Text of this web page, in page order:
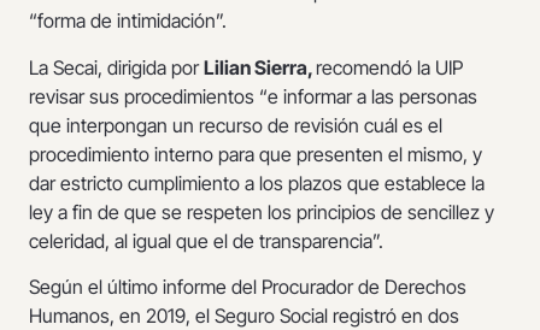
“forma de intimidación”.
La Secai, dirigida porLilian Sierra,recomendó la UIP
revisar sus procedimientos “e informar a las personas
que interpongan un recurso de revisión cuál es el
procedimiento interno para que presenten el mismo, y
dar estricto cumplimiento a los plazos que establece la
ley a fin de que se respeten los principios de sencillez y
celeridad, al igual que el de transparencia”.
Según el último informe del Procurador de Derechos
Humanos, en 2019, el Seguro Social registró en dos